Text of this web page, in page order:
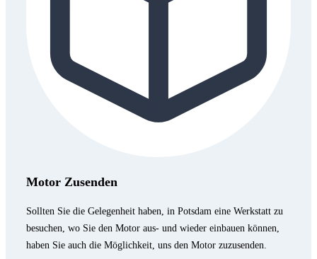
Motor Zusenden
Sollten Sie die Gelegenheit haben, in Potsdam eine Werkstatt zu
besuchen, wo Sie den Motor aus- und wieder einbauen können,
haben Sie auch die Möglichkeit, uns den Motor zuzusenden.